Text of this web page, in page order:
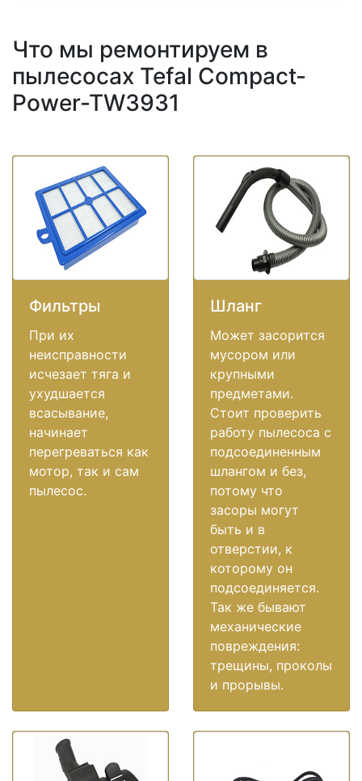
Что мы ремонтируем в
пылесосах Tefal Compact-
Power-TW3931
Фильтры
При их
неисправности
исчезает тяга и
ухудшается
всасывание,
начинает
перегреваться как
мотор, так и сам
пылесос.
Шланг
Может засорится
мусором или
крупными
предметами.
Стоит проверить
работу пылесоса с
подсоединенным
шлангом и без,
потому что
засоры могут
быть и в
отверстии, к
которому он
подсоединяется.
Так же бывают
механические
повреждения:
трещины, проколы
и прорывы.